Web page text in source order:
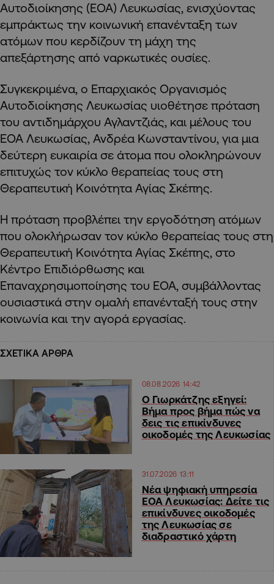
Αυτοδιοίκησης (ΕΟΑ) Λευκωσίας, ενισχύοντας
εμπράκτως την κοινωνική επανένταξη των
ατόμων που κερδίζουν τη μάχη της
απεξάρτησης από ναρκωτικές ουσίες.
Συγκεκριμένα, ο Επαρχιακός Οργανισμός
Αυτοδιοίκησης Λευκωσίας υιοθέτησε πρόταση
του αντιδημάρχου Αγλαντζιάς, και μέλους του
ΕΟΑ Λευκωσίας, Ανδρέα Κωνσταντίνου, για μια
δεύτερη ευκαιρία σε άτομα που ολοκληρώνουν
επιτυχώς τον κύκλο θεραπείας τους στη
Θεραπευτική Κοινότητα Αγίας Σκέπης.
Η πρόταση προβλέπει την εργοδότηση ατόμων
που ολοκλήρωσαν τον κύκλο θεραπείας τους στη
Θεραπευτική Κοινότητα Αγίας Σκέπης, στο
Κέντρο Επιδιόρθωσης και
Επαναχρησιμοποίησης του ΕΟΑ, συμβάλλοντας
ουσιαστικά στην ομαλή επανένταξή τους στην
κοινωνία και την αγορά εργασίας.
ΣΧΕΤΙΚΑ ΑΡΘΡΑ
08.08.2026 14:42
Ο Γιωρκάτζης εξηγεί:
Βήμα προς βήμα πώς να
δεις τις επικίνδυνες
οικοδομές της Λευκωσίας
31.07.2026 13:11
Νέα ψηφιακή υπηρεσία
ΕΟΑ Λευκωσίας: Δείτε τις
επικίνδυνες οικοδομές
της Λευκωσίας σε
διαδραστικό χάρτη